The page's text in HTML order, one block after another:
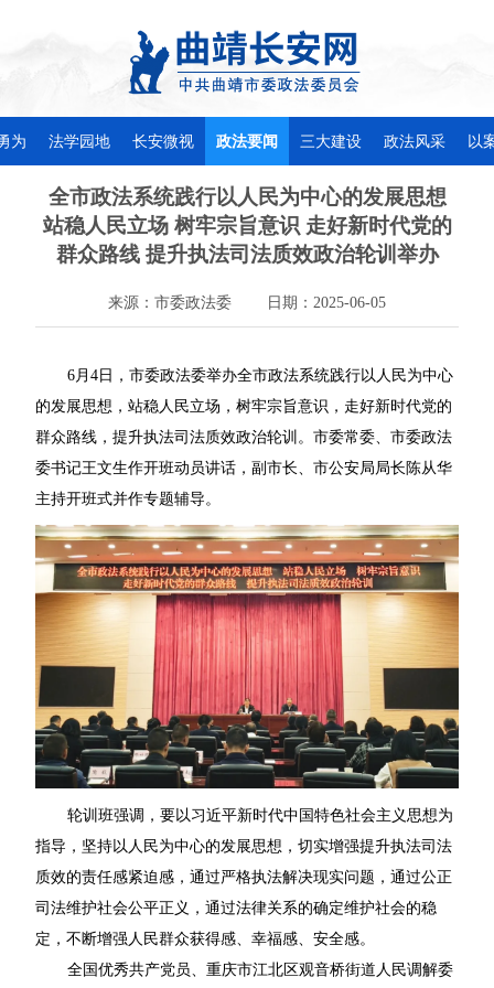
为 法学园地 长安微视 政法要闻 三大建设 政法风采 以
全市政法系统践行以人民为中心的发展思想
站稳人民立场 树牢宗旨意识 走好新时代党的
群众路线 提升执法司法质效政治轮训举办
来源：市委政法委 日期：2025-06-05
6月4日，市委政法委举办全市政法系统践行以人民为中心
的发展思想，站稳人民立场，树牢宗旨意识，走好新时代党的
群众路线，提升执法司法质效政治轮训。市委常委、市委政法
委书记王文生作开班动员讲话，副市长、市公安局局长陈从华
主持开班式并作专题辅导。
轮训班强调，要以习近平新时代中国特色社会主义思想为
指导，坚持以人民为中心的发展思想，切实增强提升执法司法
质效的责任感紧迫感，通过严格执法解决现实问题，通过公正
司法维护社会公平正义，通过法律关系的确定维护社会的稳
定，不断增强人民群众获得感、幸福感、安全感。
全国优秀共产党员、重庆市江北区观音桥街道人民调解委